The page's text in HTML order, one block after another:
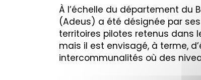
À l’échelle du département du
(Adeus) a été désignée par
territoires pilotes retenus dans
mais il est envisagé, à terme,
intercommunalités où des